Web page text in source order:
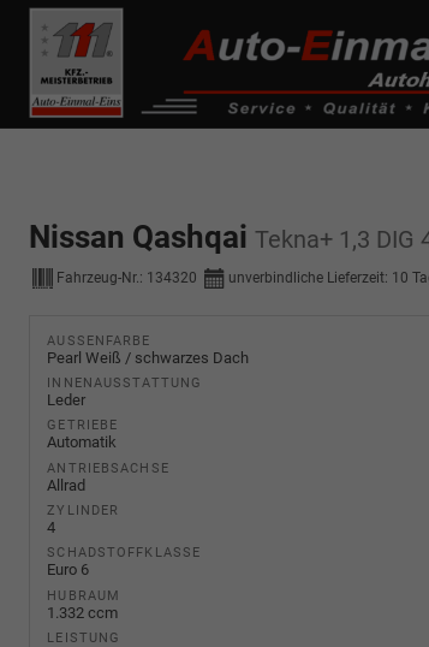
------------ Host Name : selector1._domainkey Points to
de0k._domainkey.autoeinmaleins.onmicrosoft.com
Nissan Qashqai Tekna+ 1,3 DIG
Fahrzeug-Nr.: 134320 unverbindliche Lieferzeit: 10
AUSSENFARBE
Pearl Weiß / schwarzes Dach
INNENAUSSTATTUNG
Leder
GETRIEBE
Automatik
ANTRIEBSACHSE
Allrad
ZYLINDER
4
SCHADSTOFFKLASSE
Euro 6
HUBRAUM
1.332 ccm
LEISTUNG